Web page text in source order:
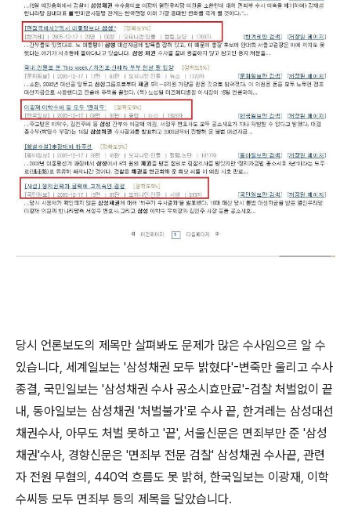
당시 언론보도의 제목만 살펴봐도 문제가 많은 수사임으르 알 수
있습니다, 세계일보는 '삼성채권 모두 밝혔다'-변죽만 울리고 수사
종결, 국민일보는 '삼성채권 수사 공소시효만료'-검찰 처벌없이 끝
내, 동아일보는 삼성채권 '처벌불가'로 수사 끝, 한겨레는 삼성대선
채권수사, 아무도 처벌 못하고 '끝', 서울신문은 면죄부만 준 '삼성
채권'수사, 경향신문은 '면죄부 전문 검찰' 삼성채권 수사끝, 관련
자 전원 무혐의, 440억 흐름도 못 밝혀, 한국일보는 이광재, 이학
수씨등 모두 면죄부 등의 제목을 달았습니다.